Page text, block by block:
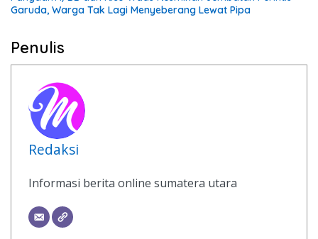
Garuda, Warga Tak Lagi Menyeberang Lewat Pipa
Penulis
Redaksi
Informasi berita online sumatera utara